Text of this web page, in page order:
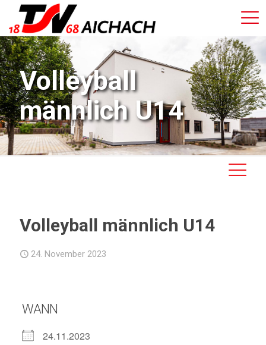
Volleyball
männlich U14
Volleyball männlich U14
24. November 2023
WANN
24.11.2023